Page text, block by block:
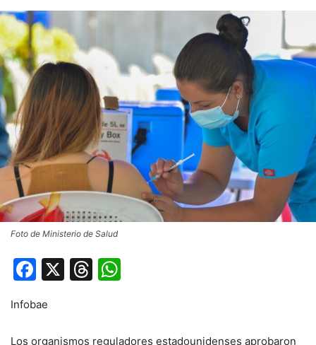
Foto de Ministerio de Salud
Facebook
X Threads
Infobae
Los organismos reguladores estadounidenses aprobaron